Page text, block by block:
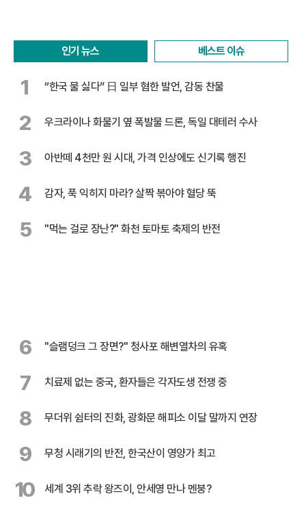
인기 뉴스 베스트 이슈
1 “한국 물 싫다” 日 일부 혐한 발언, 감동 찬물
2 우크라이나 화물기 옆 폭발물 드론, 독일 대테러 수사
3 아반떼 4천만 원 시대, 가격 인상에도 신기록 행진
4 감자, 푹 익히지 마라? 살짝 볶아야 혈당 뚝
5 "먹는 걸로 장난?" 화천 토마토 축제의 반전
6 "슬램덩크 그 장면?" 청사포 해변열차의 유혹
7 치료제 없는 중국, 환자들은 각자도생 전쟁 중
8 무더위 쉼터의 진화, 광화문 해피소 이달 말까지 연장
9 무청 시래기의 반전, 한국산이 영양가 최고
10 세계 3위 추락 왕즈이, 안세영 만나 멘붕?